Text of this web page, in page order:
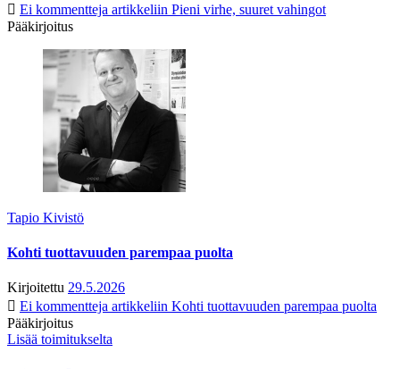
Ei kommentteja artikkeliin Pieni virhe, suuret vahingot
Pääkirjoitus
Tapio Kivistö
Kohti tuottavuuden parempaa puolta
Kirjoitettu 29.5.2026
Ei kommentteja artikkeliin Kohti tuottavuuden parempaa puolta
Pääkirjoitus
Lisää toimitukselta